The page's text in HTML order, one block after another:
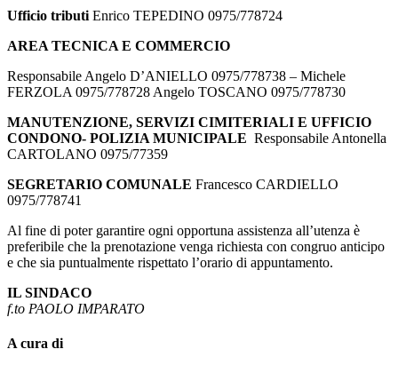
Ufficio tributi Enrico TEPEDINO 0975/778724
AREA TECNICA E COMMERCIO
Responsabile Angelo D’ANIELLO 0975/778738 – Michele
FERZOLA 0975/778728 Angelo TOSCANO 0975/778730
MANUTENZIONE, SERVIZI CIMITERIALI E UFFICIO
CONDONO- POLIZIA MUNICIPALE Responsabile Antonella
CARTOLANO 0975/77359
SEGRETARIO COMUNALE Francesco CARDIELLO
0975/778741
Al fine di poter garantire ogni opportuna assistenza all’utenza è
preferibile che la prenotazione venga richiesta con congruo anticipo
e che sia puntualmente rispettato l’orario di appuntamento.
IL SINDACO
f.to PAOLO IMPARATO
A cura di